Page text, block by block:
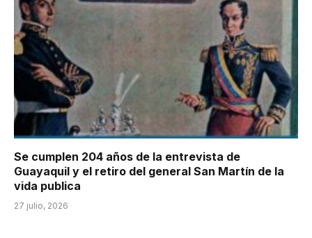
Se cumplen 204 años de la entrevista de
Guayaquil y el retiro del general San Martín de la
vida publica
27 julio, 2026